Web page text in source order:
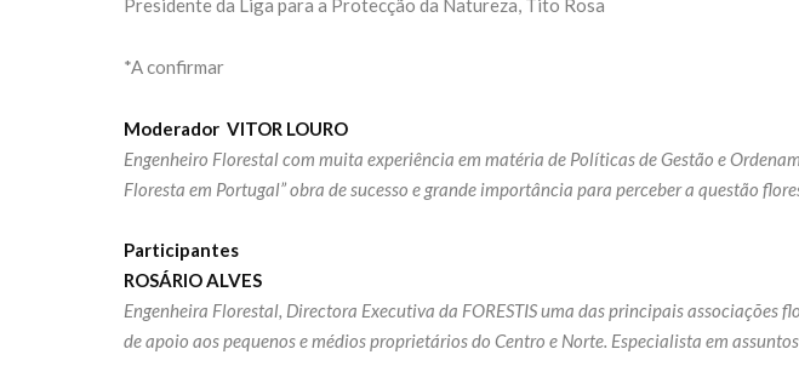
Presidente da Liga para a Protecção da Natureza, Tito Rosa
*A confirmar
Moderador VITOR LOURO
Engenheiro Florestal com muita experiência em matéria de Políticas de Gestão e
Floresta em Portugal” obra de sucesso e grande importância para perceber a questão
Participantes
ROSÁRIO ALVES
Engenheira Florestal, Directora Executiva da FORESTIS uma das principais associações
de apoio aos pequenos e médios proprietários do Centro e Norte. Especialista em